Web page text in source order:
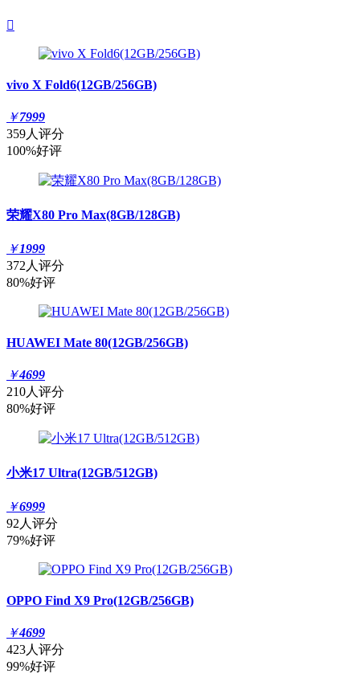

vivo X Fold6(12GB/256GB)
￥7999
359人评分
100%好评
荣耀X80 Pro Max(8GB/128GB)
￥1999
372人评分
80%好评
HUAWEI Mate 80(12GB/256GB)
￥4699
210人评分
80%好评
小米17 Ultra(12GB/512GB)
￥6999
92人评分
79%好评
OPPO Find X9 Pro(12GB/256GB)
￥4699
423人评分
99%好评